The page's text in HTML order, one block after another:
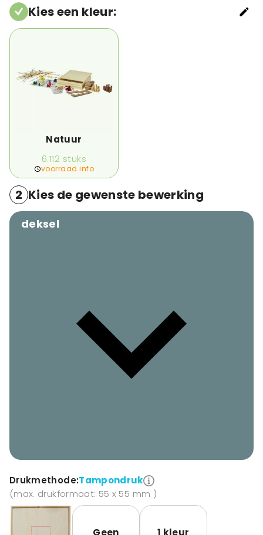
Kies een kleur:
Natuur
6.112 stuks
voorraad info
2 Kies de gewenste bewerking
deksel
Drukmethode:Tampondruk
(max. drukformaat: 55 x 55 mm )
Geen 1 kleur